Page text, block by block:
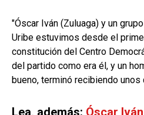
"Óscar Iván (Zuluaga) y un
Uribe estuvimos desde el
constitución del Centro
del partido como era él, y un
bueno, terminó recibiendo unos
Lea, además: Óscar